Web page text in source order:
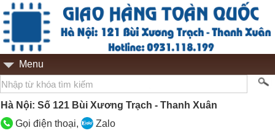
Menu
Hà Nội: Số 121 Bùi Xương Trạch - Thanh Xuân
Gọi điện thoại,
Zalo